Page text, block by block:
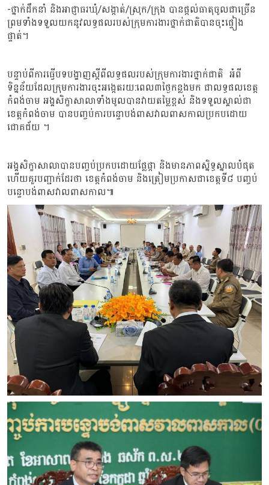
-ថ្នាក់ដឹកនាំ និងអាជ្ញាធរឃុំ/សង្កាត់/ស្រុក/ក្រុង បានផ្តល់ធាតុចូលជាច្រើន
ព្រមទាំងទទួលយកនូវលទ្ធផលរបស់ក្រុមការងារថ្នាក់ជាតិបានចុះផ្ទៀង
ផ្ទាត់។
បន្ទាប់ពីការធ្វើបទបង្ហាញស្ដីពីលទ្ធផលរបស់ក្រុមការងារថ្នាក់ជាតិ អំពី
ទិន្នន័យដែលក្រុមការងារចុះអង្កេតរយ:ពេល៣ថ្ងៃកន្លងមក ជាលទ្ធផលខេត្ត
កំពង់ចាម អង្គសិក្ខាសាលាទាំងមូលបានវាយតម្លៃខ្ពស់ និងទទួលស្គាល់ជា
ខេត្តកំពង់ចាម បានបញ្ចប់ការបន្ទោបង់ពាសវាលពាសកាលប្រកបដោយ
ជោគជ័យ ។
អង្គសិក្ខាសាលាបានបញ្ចប់ប្រកបដោយផ្លែផ្កា និងមានភាពស្និទ្ធស្នាលបំផុត
ហើយគួរបញ្ជាក់ដែរថា ខេត្តកំពង់ចាម និងត្រៀមប្រកាសជាខេត្តទី៨ បញ្ចប់
បន្ទោបង់ពាសវាលពាសកាល៕